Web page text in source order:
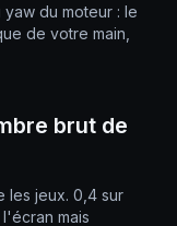
du moteur : le
de votre main,
brut de
les jeux. 0,4 sur
mais